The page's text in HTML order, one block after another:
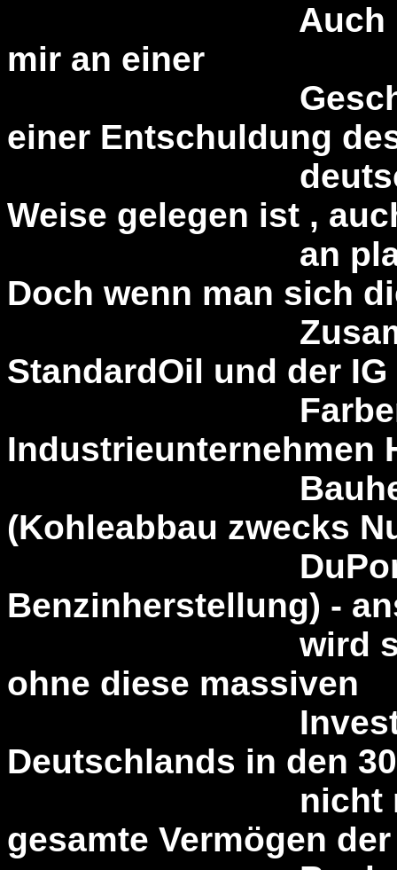
Auch Hitler
mir an einer
einer Entschuldung
deutschen
Weise gelegen ist ,
an plattem
Doch wenn man sich
StandardOil und der IG
Farben -
Industrieunternehmen
Bauherr von
(Kohleabbau zwecks
DuPont-
Benzinherstellung) -
wird sehr
ohne diese massiven
Investments
Deutschlands in den
nicht möglich
gesamte Vermögen der